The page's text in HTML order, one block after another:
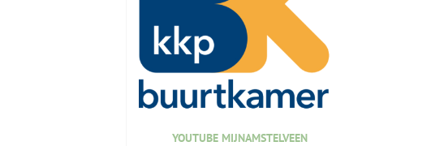
YOUTUBE MIJNAMSTELVEEN